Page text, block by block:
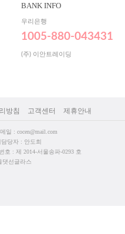
BANK INFO
우리은행
1005-880-043431
(주) 이안트레이딩
방침 고객센터 제휴안내
일 : cocen@mail.com
당자 : 안도희
호 : 제 2014-서울송파-0293 호
댓선글라스